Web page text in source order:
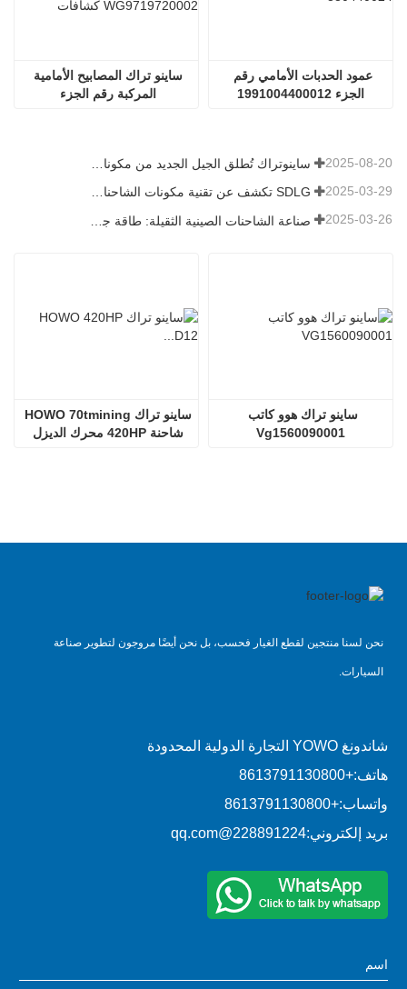
الجزء 1991004400012
2025-08-20
SDLG تكشف عن تقنية مكونات الشاحنات من الجيل التالي لتعزيز الكفاءة اللوجستية العالمية 2025-03-29
2025-03-26
Vg1560090001
نحن لسنا منتجين لقطع الغيار فحسب، بل نحن أيضًا مروجون لتطوير صناعة
السيارات.
شاندونغ YOWO التجارة الدولية المحدودة
هاتف:+8613791130800
واتساب:+8613791130800
بريد إلكتروني:228891224@qq.com